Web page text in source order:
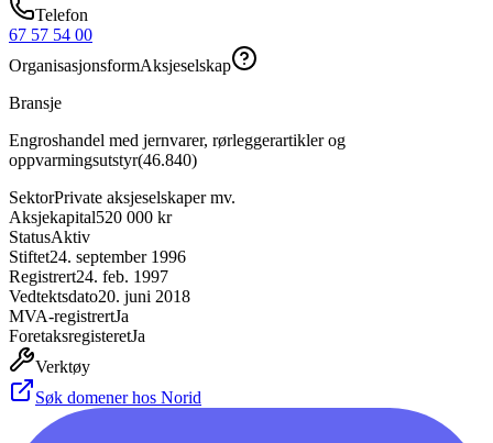
Telefon
67 57 54 00
OrganisasjonsformAksjeselskap
Bransje
Engroshandel med jernvarer, rørleggerartikler og
oppvarmingsutstyr(46.840)
SektorPrivate aksjeselskaper mv.
Aksjekapital520 000 kr
StatusAktiv
Stiftet24. september 1996
Registrert24. feb. 1997
Vedtektsdato20. juni 2018
MVA-registrertJa
ForetaksregisteretJa
Verktøy
Søk domener hos Norid